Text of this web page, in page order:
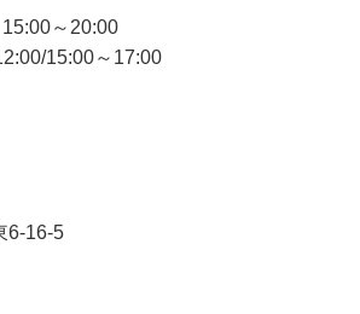
～20:00
15:00～17:00
6-16-5